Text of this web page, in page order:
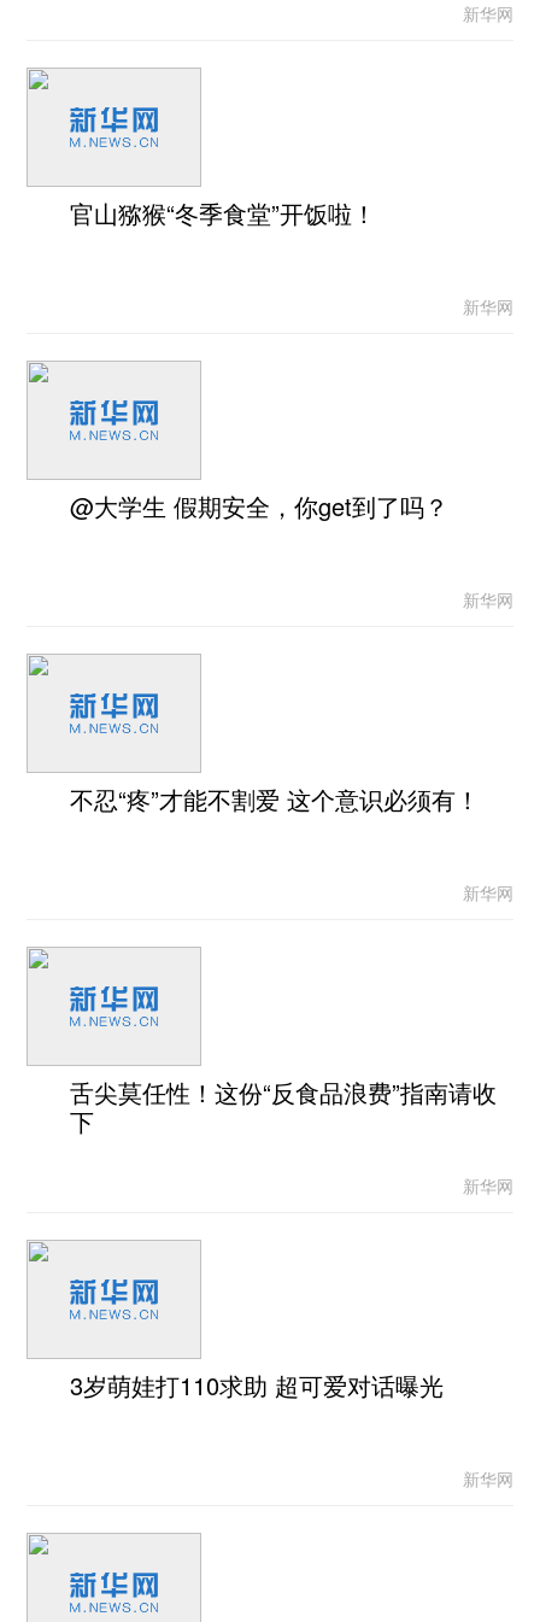
新华网
官山猕猴“冬季食堂”开饭啦！
新华网
@大学生 假期安全，你get到了吗？
新华网
不忍“疼”才能不割爱 这个意识必须有！
新华网
舌尖莫任性！这份“反食品浪费”指南请收
下
新华网
3岁萌娃打110求助 超可爱对话曝光
新华网